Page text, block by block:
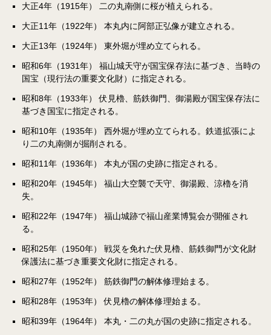
大正4年（1915年） 二の丸南側に桜が植えられる。
大正11年（1922年） 本丸内に阿部正弘像が建立される。
大正13年（1924年） 東外堀が埋め立てられる。
昭和6年（1931年） 福山城天守が国宝保存法に基づき、当時の
国宝（現行法の重要文化財）に指定される。
昭和8年（1933年） 伏見櫓、筋鉄御門、御湯殿が国宝保存法に
基づき国宝に指定される。
昭和10年（1935年） 西外堀が埋め立てられる。鉄道拡張によ
り二の丸南側が掘削される。
昭和11年（1936年） 本丸が国の史跡に指定される。
昭和20年（1945年） 福山大空襲で天守、御湯殿、涼櫓を消
失。
昭和22年（1947年） 福山城跡で福山産業博覧会が開催され
る。
昭和25年（1950年） 戦災を免れた伏見櫓、筋鉄御門が文化財
保護法に基づき重要文化財に指定される。
昭和27年（1952年） 筋鉄御門の解体修理始まる。
昭和28年（1953年） 伏見櫓の解体修理始まる。
昭和39年（1964年） 本丸・二の丸が国の史跡に指定される。